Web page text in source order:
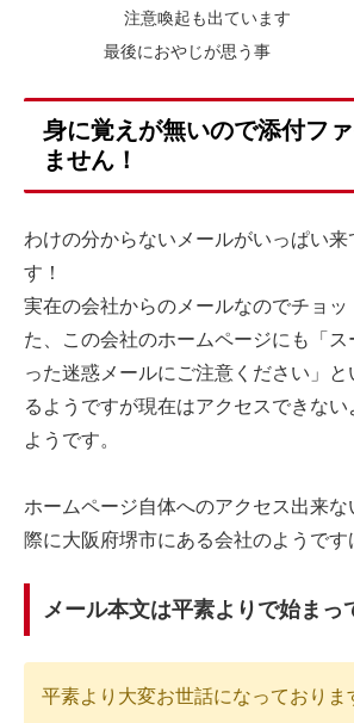
注意喚起も出ています
最後におやじが思う事
身に覚えが無いので添付フ
ません！
わけの分からないメールがいっぱい
す！
実在の会社からのメールなのでチョッ
た、この会社のホームページにも「
った迷惑メールにご注意ください」
るようですが現在はアクセスできない
ようです。
ホームページ自体へのアクセス出来
際に大阪府堺市にある会社のようです
メール本文は平素よりで始まっ
平素より大変お世話になっておりま